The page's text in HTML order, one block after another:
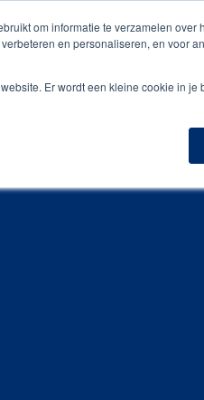
om informatie te verzamelen over
en personaliseren, en voor
Er wordt een kleine cookie in je